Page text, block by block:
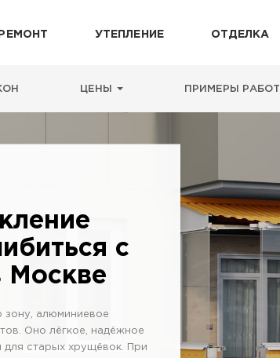
РЕМОНТ УТЕПЛЕНИЕ ОТДЕЛКА
ЦЕНЫ ПРИМЕРЫ РАБОТ
с
Москве
зону, алюминиевое
Оно лёгкое, надёжное
для старых хрущёвок. При